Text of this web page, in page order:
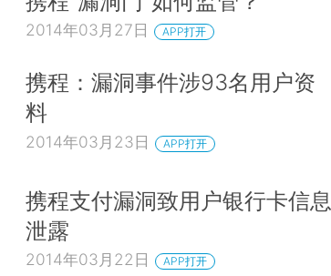
2014年03月27日 APP打开
携程：漏洞事件涉93名用户资
料
2014年03月23日 APP打开
携程支付漏洞致用户银行卡信息
泄露
2014年03月22日 APP打开